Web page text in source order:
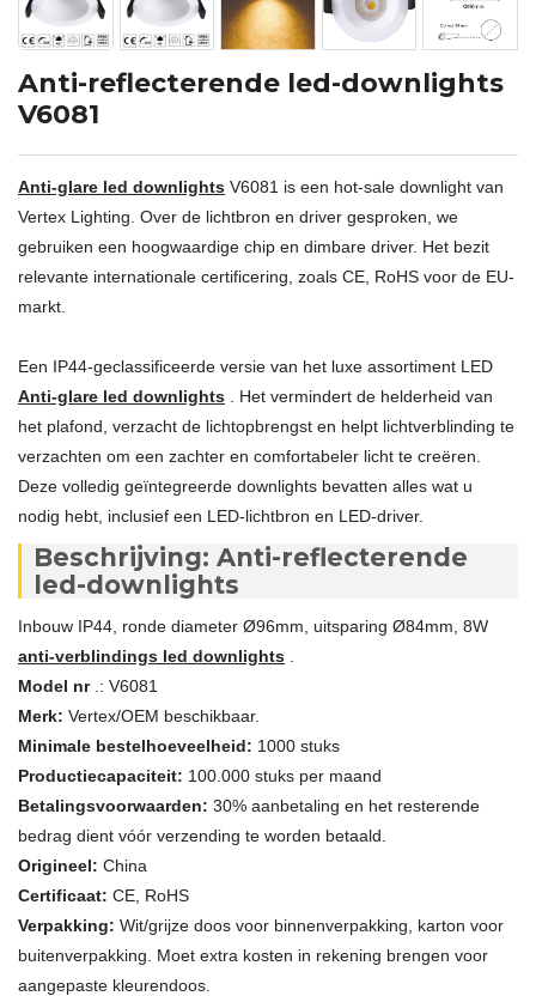
Anti-reflecterende led-downlights
V6081
Anti-glare led downlights V6081 is een hot-sale downlight van
Vertex Lighting. Over de lichtbron en driver gesproken, we
gebruiken een hoogwaardige chip en dimbare driver. Het bezit
relevante internationale certificering, zoals CE, RoHS voor de EU-
markt.
Een IP44-geclassificeerde versie van het luxe assortiment LED
Anti-glare led downlights . Het vermindert de helderheid van
het plafond, verzacht de lichtopbrengst en helpt lichtverblinding te
verzachten om een zachter en comfortabeler licht te creëren.
Deze volledig geïntegreerde downlights bevatten alles wat u
nodig hebt, inclusief een LED-lichtbron en LED-driver.
Beschrijving: Anti-reflecterende
led-downlights
Inbouw IP44, ronde diameter Ø96mm, uitsparing Ø84mm, 8W
anti-verblindings led downlights
Model nr .: V6081
Merk: Vertex/OEM beschikbaar.
Minimale bestelhoeveelheid: 1000 stuks
Productiecapaciteit: 100.000 stuks per maand
Betalingsvoorwaarden: 30% aanbetaling en het resterende
bedrag dient vóór verzending te worden betaald.
Origineel: China
Certificaat: CE, RoHS
Verpakking: Wit/grijze doos voor binnenverpakking, karton voor
buitenverpakking. Moet extra kosten in rekening brengen voor
aangepaste kleurendoos.